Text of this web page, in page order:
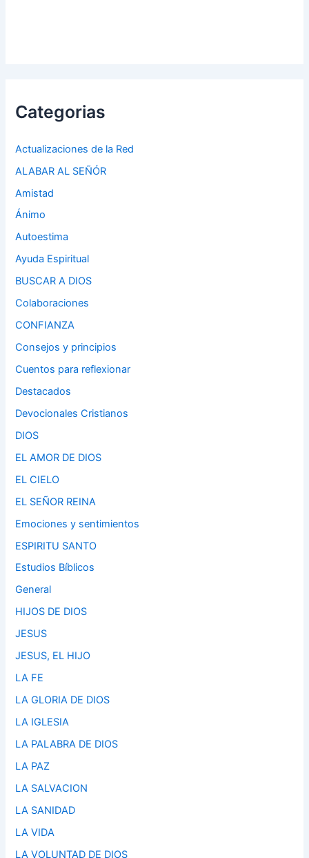
Categorias
Actualizaciones de la Red
ALABAR AL SEÑÓR
Amistad
Ánimo
Autoestima
Ayuda Espiritual
BUSCAR A DIOS
Colaboraciones
CONFIANZA
Consejos y principios
Cuentos para reflexionar
Destacados
Devocionales Cristianos
DIOS
EL AMOR DE DIOS
EL CIELO
EL SEÑOR REINA
Emociones y sentimientos
ESPIRITU SANTO
Estudios Bíblicos
General
HIJOS DE DIOS
JESUS
JESUS, EL HIJO
LA FE
LA GLORIA DE DIOS
LA IGLESIA
LA PALABRA DE DIOS
LA PAZ
LA SALVACION
LA SANIDAD
LA VIDA
LA VOLUNTAD DE DIOS